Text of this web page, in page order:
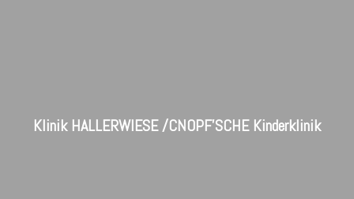
Klinik HALLERWIESE /CNOPF’SCHE Kinderklinik